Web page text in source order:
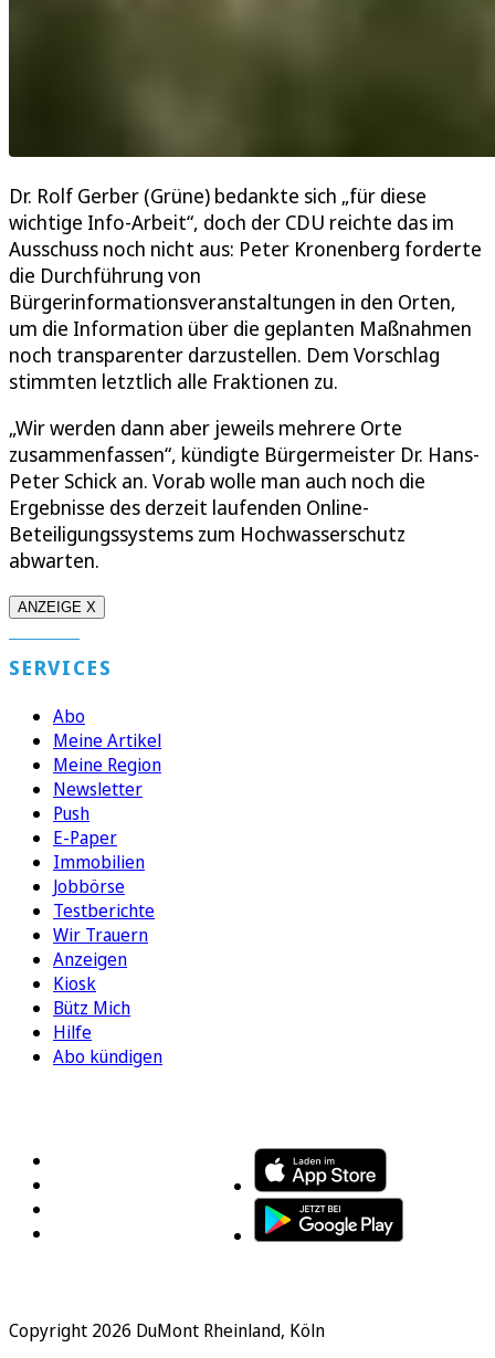
Dr. Rolf Gerber (Grüne) bedankte sich „für diese
wichtige Info-Arbeit“, doch der CDU reichte das im
Ausschuss noch nicht aus: Peter Kronenberg forderte
die Durchführung von
Bürgerinformationsveranstaltungen in den Orten,
um die Information über die geplanten Maßnahmen
noch transparenter darzustellen. Dem Vorschlag
stimmten letztlich alle Fraktionen zu.
„Wir werden dann aber jeweils mehrere Orte
zusammenfassen“, kündigte Bürgermeister Dr. Hans-
Peter Schick an. Vorab wolle man auch noch die
Ergebnisse des derzeit laufenden Online-
Beteiligungssystems zum Hochwasserschutz
abwarten.
ANZEIGE X
SERVICES
Abo
Meine Artikel
Meine Region
Newsletter
Push
E-Paper
Immobilien
Jobbörse
Testberichte
Wir Trauern
Anzeigen
Kiosk
Bütz Mich
Hilfe
Abo kündigen
Copyright 2026 DuMont Rheinland, Köln